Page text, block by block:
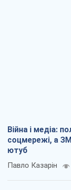
Війна і медіа:
соцмережі, а
ютуб
Павло Казарін